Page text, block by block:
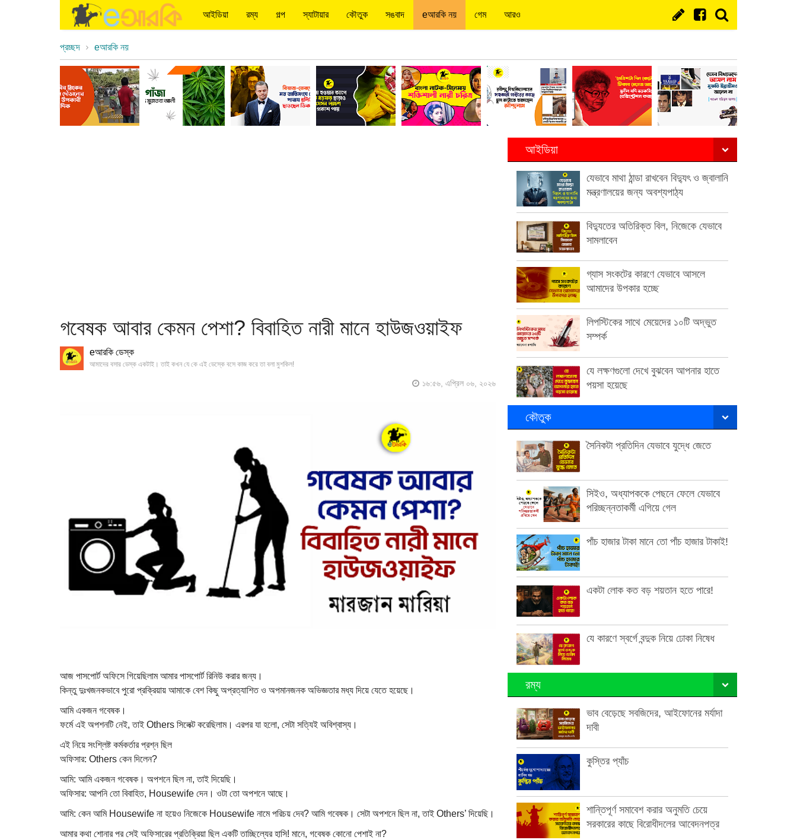
আইডিয়া রম্য গল্প স্যাটায়ার কৌতুক সঙবাদ eআরকি নয় গেম আরও
প্রচ্ছদ eআরকি নয়
গবেষক আবার কেমন পেশা? বিবাহিত নারী মানে হাউজওয়াইফ
eআরকি ডেস্ক
আমাদের বসার ডেস্ক একটাই। তাই কখন যে কে এই ডেস্কে বসে কাজ করে তা বলা মুশকিল!
১৬:৫৬, এপ্রিল ০৬, ২০২৬
আজ পাসপোর্ট অফিসে গিয়েছিলাম আমার পাসপোর্ট রিনিউ করার জন্য।
কিন্তু দুঃখজনকভাবে পুরো প্রক্রিয়ায় আমাকে বেশ কিছু অপ্রত্যাশিত ও অপমানজনক অভিজ্ঞতার মধ্য দিয়ে যেতে হয়েছে।
আমি একজন গবেষক।
ফর্মে এই অপশনটি নেই, তাই Others সিলেক্ট করেছিলাম। এরপর যা হলো, সেটা সত্যিই অবিশ্বাস্য।
এই নিয়ে সংশ্লিষ্ট কর্মকর্তার প্রশ্ন ছিল
অফিসার: Others কেন দিলেন?
আমি: আমি একজন গবেষক। অপশনে ছিল না, তাই দিয়েছি।
অফিসার: আপনি তো বিবাহিত, Housewife দেন। ওটা তো অপশনে আছে।
আমি: কেন আমি Housewife না হয়েও নিজেকে Housewife নামে পরিচয় দেব? আমি গবেষক। সেটা অপশনে ছিল না, তাই Others’ দিয়েছি।
আমার কথা শোনার পর সেই অফিসারের প্রতিক্রিয়া ছিল একটি তাচ্ছিল্যের হাসি! মানে, গবেষক কোনো পেশাই না?
আইডিয়া
যেভাবে মাথা ঠান্ডা রাখবেন বিদ্যুৎ ও জ্বালানি
মন্ত্রণালয়ের জন্য অবশ্যপাঠ্য
বিদ্যুতের অতিরিক্ত বিল, নিজেকে যেভাবে
সামলাবেন
গ্যাস সংকটের কারণে যেভাবে আসলে
আমাদের উপকার হচ্ছে
লিপস্টিকের সাথে মেয়েদের ১০টি অদ্ভুত
সম্পর্ক
যে লক্ষণগুলো দেখে বুঝবেন আপনার হাতে
পয়সা হয়েছে
কৌতুক
সৈনিকটা প্রতিদিন যেভাবে যুদ্ধে জেতে
সিইও, অধ্যাপককে পেছনে ফেলে যেভাবে
পরিচ্ছন্নতাকর্মী এগিয়ে গেল
পাঁচ হাজার টাকা মানে তো পাঁচ হাজার টাকাই!
একটা লোক কত বড় শয়তান হতে পারে!
যে কারণে স্বর্গে বন্দুক নিয়ে ঢোকা নিষেধ
রম্য
ভাব বেড়েছে সবজিদের, আইফোনের মর্যাদা
দাবী
কুস্তির প্যাঁচ
শান্তিপূর্ণ সমাবেশ করার অনুমতি চেয়ে
সরকারের কাছে বিরোধীদলের আবেদনপত্র